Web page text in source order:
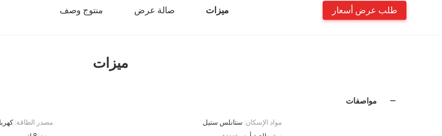
ميزات صالة عرض منتوج وصف طلب عرض أسعار
ميزات
مواصفات
مصدر الطاقة: مواد الإسكان: ستانلس ستيل